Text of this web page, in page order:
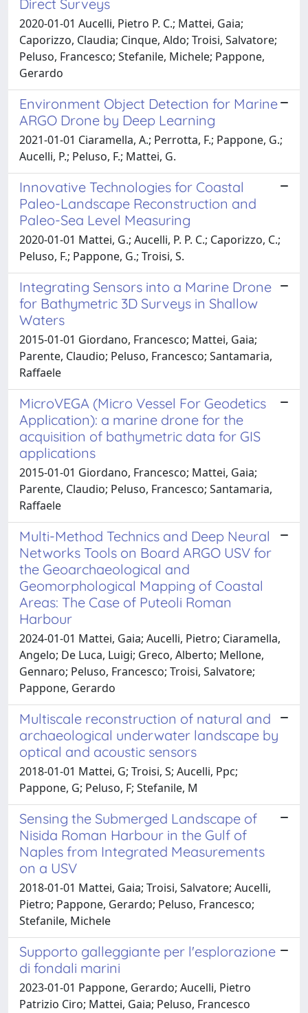
Direct Surveys
2020-01-01 Aucelli, Pietro P. C.; Mattei, Gaia;
Caporizzo, Claudia; Cinque, Aldo; Troisi, Salvatore;
Peluso, Francesco; Stefanile, Michele; Pappone,
Gerardo
Environment Object Detection for Marine
ARGO Drone by Deep Learning
2021-01-01 Ciaramella, A.; Perrotta, F.; Pappone, G.;
Aucelli, P.; Peluso, F.; Mattei, G.
Innovative Technologies for Coastal
Paleo-Landscape Reconstruction and
Paleo-Sea Level Measuring
2020-01-01 Mattei, G.; Aucelli, P. P. C.; Caporizzo, C.;
Peluso, F.; Pappone, G.; Troisi, S.
Integrating Sensors into a Marine Drone
for Bathymetric 3D Surveys in Shallow
Waters
2015-01-01 Giordano, Francesco; Mattei, Gaia;
Parente, Claudio; Peluso, Francesco; Santamaria,
Raffaele
MicroVEGA (Micro Vessel For Geodetics
Application): a marine drone for the
acquisition of bathymetric data for GIS
applications
2015-01-01 Giordano, Francesco; Mattei, Gaia;
Parente, Claudio; Peluso, Francesco; Santamaria,
Raffaele
Multi-Method Technics and Deep Neural
Networks Tools on Board ARGO USV for
the Geoarchaeological and
Geomorphological Mapping of Coastal
Areas: The Case of Puteoli Roman
Harbour
2024-01-01 Mattei, Gaia; Aucelli, Pietro; Ciaramella,
Angelo; De Luca, Luigi; Greco, Alberto; Mellone,
Gennaro; Peluso, Francesco; Troisi, Salvatore;
Pappone, Gerardo
Multiscale reconstruction of natural and
archaeological underwater landscape by
optical and acoustic sensors
2018-01-01 Mattei, G; Troisi, S; Aucelli, Ppc;
Pappone, G; Peluso, F; Stefanile, M
Sensing the Submerged Landscape of
Nisida Roman Harbour in the Gulf of
Naples from Integrated Measurements
on a USV
2018-01-01 Mattei, Gaia; Troisi, Salvatore; Aucelli,
Pietro; Pappone, Gerardo; Peluso, Francesco;
Stefanile, Michele
Supporto galleggiante per l'esplorazione
di fondali marini
2023-01-01 Pappone, Gerardo; Aucelli, Pietro
Patrizio Ciro; Mattei, Gaia; Peluso, Francesco